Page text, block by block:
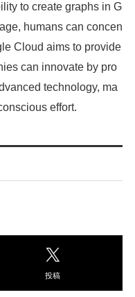
to create graphs in G
humans can concen
Cloud aims to provide
can innovate by pro
technology, ma
effort.
投稿